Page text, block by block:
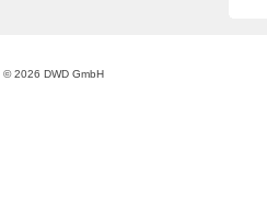
© 2026 DWD GmbH